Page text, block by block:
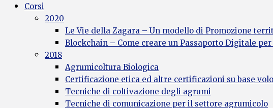
Corsi
2020
Le Vie della Zagara – Un modello di Promozione
Blockchain – Come creare un Passaporto Digitale
2018
Agrumicoltura Biologica
Certificazione etica ed altre certificazioni su base
Tecniche di coltivazione degli agrumi
Tecniche di comunicazione per il settore agrumicolo